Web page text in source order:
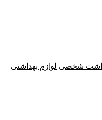
شخصی لوازم بهداشتی